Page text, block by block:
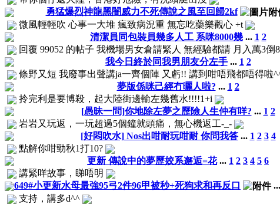
勇猛爆烈神龍黑闇威力不死傳說之風至回歸2kf
微風輕輕吹 心事一大堆 瘋致病況重 無忘吃藥樂觀心 +t
清潔員同包裝員幾多人工 系咪8000幾 ... 1 2
回覆 99052 的帖子 我機場男女倉請緊人 無經驗都請 月入萬3倒
我今日終於同我男朋友分左手 ... 1 2
條野又短 我廢事出聲講ja一齊個陣 又虧!! 講到咁唔飛都唔得啦
夢版係咪己經冇曬人啦? ... 1 2
拎完利是要博殺，起大陸街邊輸左幾舊水!!!!1+i
[愚昧一問]你地除左夢之歷險人生仲有咩? ... 1 2
岩岩又玩返，一玩超過5個鐘就頭痛，無心機返工-_-
[好悶吹水] Nos出咁耐玩咁耐 你問我答 ... 1 2 3 4
點解你咁勁秋1打10?
更新 傳說中的夢歷姣系邂逅=花 ... 1 2 3 4 5 6
講緊咩故事，睇唔明
649#小更新水母最強95弓2件96甲被秒+死狗求和再反口
...
支持，講多d^^